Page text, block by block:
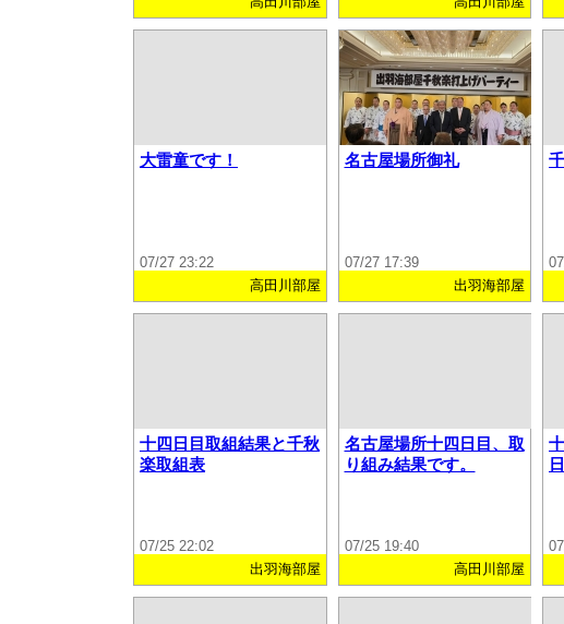
大雷童です！
07/27 23:22
高田川部屋
名古屋場所御礼
07/27 17:39
出羽海部屋
十四日目取組結果と千秋
楽取組表
07/25 22:02
出羽海部屋
名古屋場所十四日目、取
り組み結果です。
07/25 19:40
高田川部屋